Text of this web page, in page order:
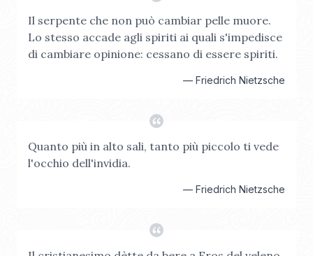
Il serpente che non può cambiar pelle muore.
Lo stesso accade agli spiriti ai quali s'impedisce
di cambiare opinione: cessano di essere spiriti.
— Friedrich Nietzsche
Quanto più in alto sali, tanto più piccolo ti vede
l'occhio dell'invidia.
— Friedrich Nietzsche